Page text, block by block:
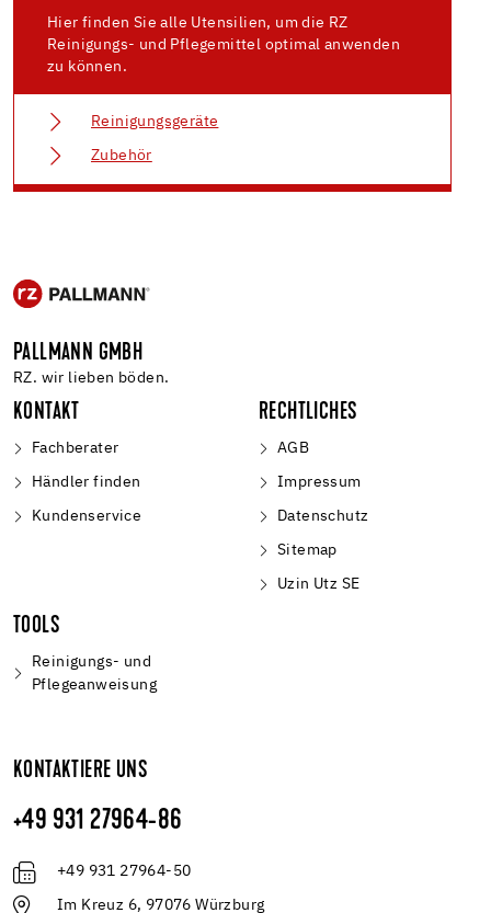
Hier finden Sie alle Utensilien, um die RZ
Reinigungs- und Pflegemittel optimal anwenden
zu können.
Reinigungsgeräte
Zubehör
PALLMANN GMBH
RZ. wir lieben böden.
KONTAKT
Fachberater
Händler finden
Kundenservice
RECHTLICHES
AGB
Impressum
Datenschutz
Sitemap
Uzin Utz SE
TOOLS
Reinigungs- und
Pflegeanweisung
KONTAKTIERE UNS
+49 931 27964-86
+49 931 27964-50
Im Kreuz 6, 97076 Würzburg